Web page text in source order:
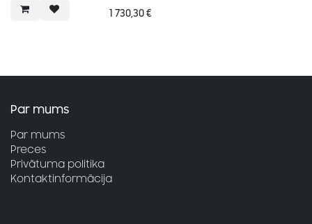
2 MPPT.
1 730,30€
Par mums
Par mums
Preces
Privātuma politika
Kontaktinformācija